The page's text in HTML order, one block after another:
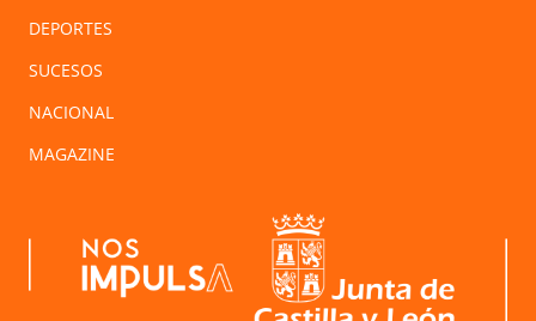
DEPORTES
SUCESOS
NACIONAL
MAGAZINE